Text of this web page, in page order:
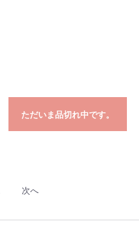
ただいま品切れ中です。
次へ